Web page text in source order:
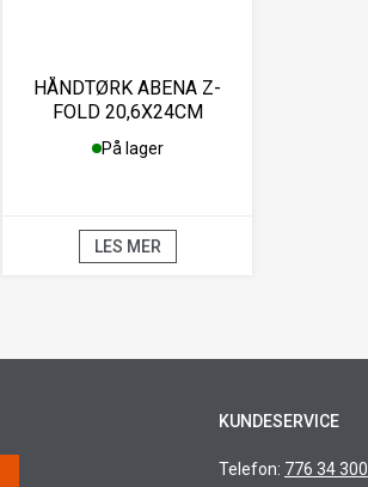
HÅNDTØRK ABENA Z-
FOLD 20,6X24CM
2L(4000)
På lager
LES MER
KUNDESERVICE
Telefon: 776 34 300